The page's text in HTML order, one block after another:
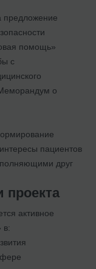
предложение
помощь»
с
о
пациентов
друг
проекта
активное
в: